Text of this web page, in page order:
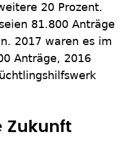
20 Prozent.
81.800 Anträge
2017 waren es im
Anträge, 2016
Zukunft